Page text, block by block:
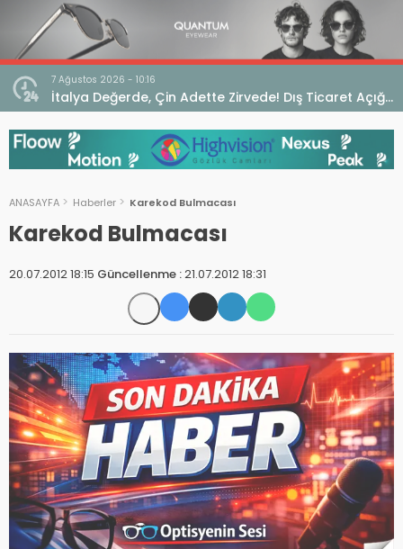
7 Ağustos 2026 - 10:16
İtalya Değerde, Çin Adette Zirvede! Dış Ticaret Açığı
Devam Ediyor
ANASAYFA Haberler Karekod Bulmacası
Karekod Bulmacası
20.07.2012 18:15 Güncellenme :21.07.2012 18:31